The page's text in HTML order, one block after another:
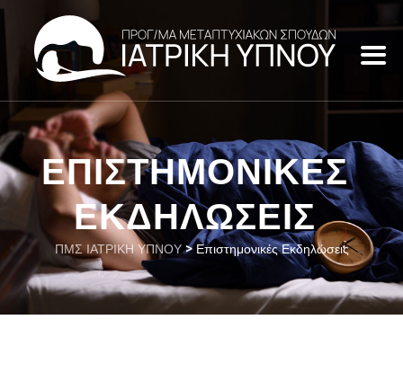
ΕΠΙΣΤΗΜΟΝΙΚΕΣ
ΕΚΔΗΛΩΣΕΙΣ
ΠΜΣ ΙΑΤΡΙΚΗ ΥΠΝΟΥ>Επιστημονικές Εκδηλώσεις